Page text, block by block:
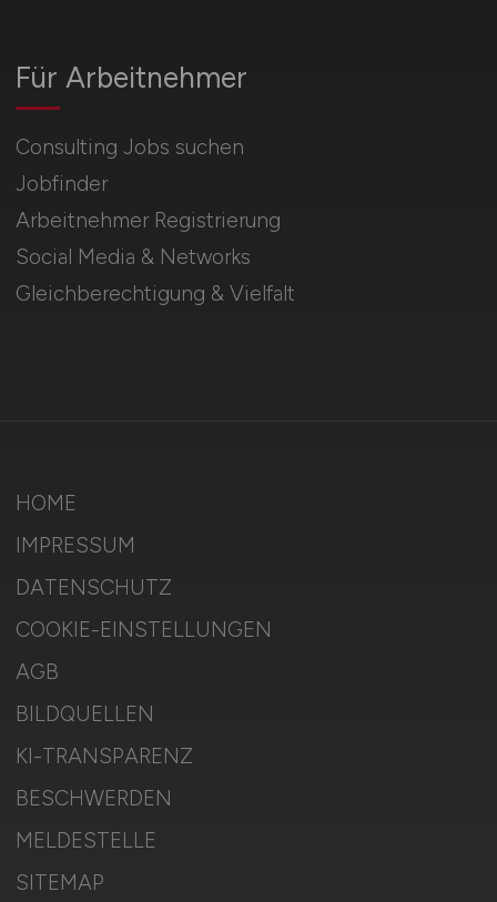
Für Arbeitnehmer
Consulting Jobs suchen
Jobfinder
Arbeitnehmer Registrierung
Social Media & Networks
Gleichberechtigung & Vielfalt
HOME
IMPRESSUM
DATENSCHUTZ
COOKIE-EINSTELLUNGEN
AGB
BILDQUELLEN
KI-TRANSPARENZ
BESCHWERDEN
MELDESTELLE
SITEMAP